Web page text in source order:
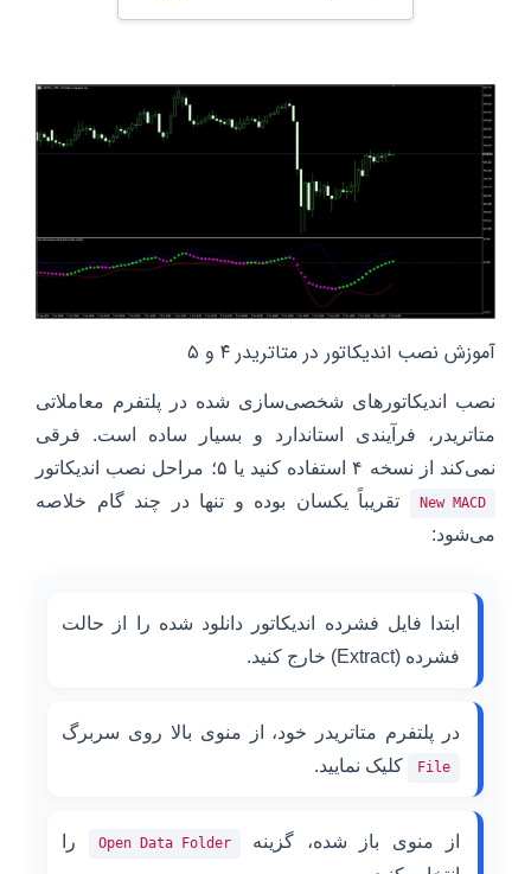
آموزش نصب اندیکاتور در متاتریدر ۴ و ۵
نصب اندیکاتورهای شخصی‌سازی شده در پلتفرم معاملاتی
متاتریدر، فرآیندی استاندارد و بسیار ساده است. فرقی
نمی‌کند از نسخه ۴ استفاده کنید یا ۵؛ مراحل نصب اندیکاتور
New MACD
تقریباً یکسان بوده و تنها در چند گام خلاصه
می‌شود:
ابتدا فایل فشرده اندیکاتور دانلود شده را از حالت
فشرده (Extract) خارج کنید.
در پلتفرم متاتریدر خود، از منوی بالا روی سربرگ
File کلیک نمایید.
از منوی باز شده، گزینه Open Data Folder
را